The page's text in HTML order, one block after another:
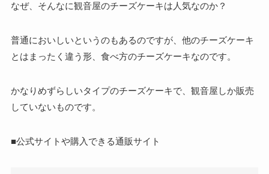
なぜ、そんなに観音屋のチーズケーキは人気なのか？
普通においしいというのもあるのですが、 他のチーズケーキ
とはまったく違う形、食べ方のチーズケーキなのです。
かなりめずらしいタイプのチーズケーキで、観音屋しか販売
していないものです。
■公式サイトや購入できる通販サイト